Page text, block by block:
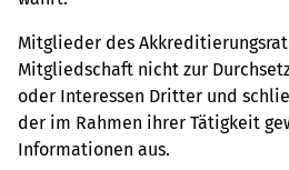
Mitglieder des
Mitgliedschaft nicht zur
oder Interessen Dritter und
der im Rahmen ihrer Tätigkeit
Informationen aus.